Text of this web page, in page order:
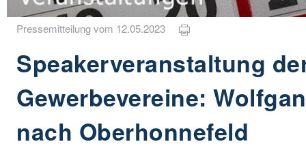
Pressemitteilung vom 12.05.2023
Speakerveranstaltung
Gewerbevereine:
nach Oberhonnefeld